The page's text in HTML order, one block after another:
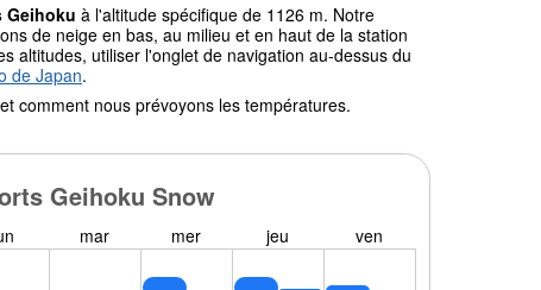
Geihoku à l'altitude spécifique de 1126 m. Notre
de neige en bas, au milieu et en haut de la station
altitudes, utiliser l'onglet de navigation au-dessus du
de Japan.
comment nous prévoyons les températures.